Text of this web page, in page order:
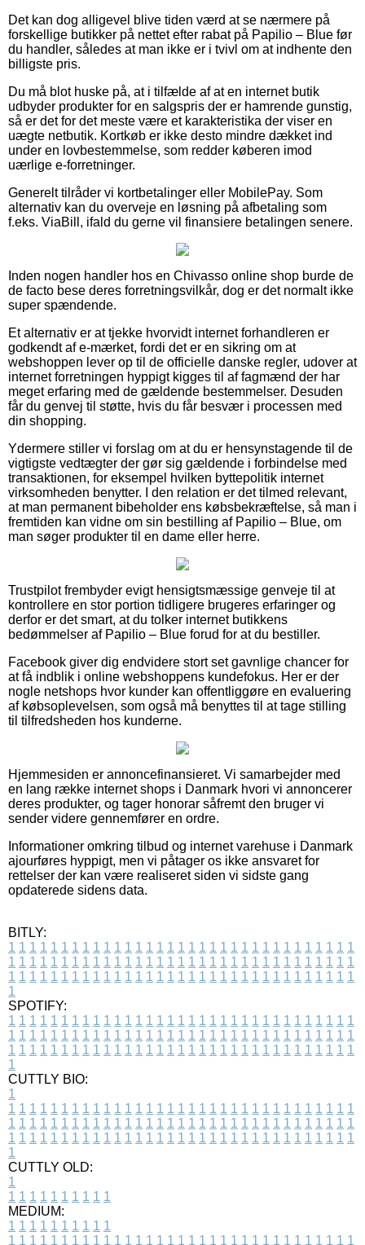
Det kan dog alligevel blive tiden værd at se nærmere på
forskellige butikker på nettet efter rabat på Papilio – Blue før
du handler, således at man ikke er i tvivl om at indhente den
billigste pris.
Du må blot huske på, at i tilfælde af at en internet butik
udbyder produkter for en salgspris der er hamrende gunstig,
så er det for det meste være et karakteristika der viser en
uægte netbutik. Kortkøb er ikke desto mindre dækket ind
under en lovbestemmelse, som redder køberen imod
uærlige e-forretninger.
Generelt tilråder vi kortbetalinger eller MobilePay. Som
alternativ kan du overveje en løsning på afbetaling som
f.eks. ViaBill, ifald du gerne vil finansiere betalingen senere.
Inden nogen handler hos en Chivasso online shop burde de
de facto bese deres forretningsvilkår, dog er det normalt ikke
super spændende.
Et alternativ er at tjekke hvorvidt internet forhandleren er
godkendt af e-mærket, fordi det er en sikring om at
webshoppen lever op til de officielle danske regler, udover at
internet forretningen hyppigt kigges til af fagmænd der har
meget erfaring med de gældende bestemmelser. Desuden
får du genvej til støtte, hvis du får besvær i processen med
din shopping.
Ydermere stiller vi forslag om at du er hensynstagende til de
vigtigste vedtægter der gør sig gældende i forbindelse med
transaktionen, for eksempel hvilken byttepolitik internet
virksomheden benytter. I den relation er det tilmed relevant,
at man permanent bibeholder ens købsbekræftelse, så man i
fremtiden kan vidne om sin bestilling af Papilio – Blue, om
man søger produkter til en dame eller herre.
Trustpilot frembyder evigt hensigtsmæssige genveje til at
kontrollere en stor portion tidligere brugeres erfaringer og
derfor er det smart, at du tolker internet butikkens
bedømmelser af Papilio – Blue forud for at du bestiller.
Facebook giver dig endvidere stort set gavnlige chancer for
at få indblik i online webshoppens kundefokus. Her er der
nogle netshops hvor kunder kan offentliggøre en evaluering
af købsoplevelsen, som også må benyttes til at tage stilling
til tilfredsheden hos kunderne.
Hjemmesiden er annoncefinansieret. Vi samarbejder med
en lang række internet shops i Danmark hvori vi annoncerer
deres produkter, og tager honorar såfremt den bruger vi
sender videre gennemfører en ordre.
Informationer omkring tilbud og internet varehuse i Danmark
ajourføres hyppigt, men vi påtager os ikke ansvaret for
rettelser der kan være realiseret siden vi sidste gang
opdaterede sidens data.
BITLY:
1 1 1 1 1 1 1 1 1 1 1 1 1 1 1 1 1 1 1 1 1 1 1 1 1 1 1 1 1 1 1 1 1
1 1 1 1 1 1 1 1 1 1 1 1 1 1 1 1 1 1 1 1 1 1 1 1 1 1 1 1 1 1 1 1 1
1 1 1 1 1 1 1 1 1 1 1 1 1 1 1 1 1 1 1 1 1 1 1 1 1 1 1 1 1 1 1 1 1
1
SPOTIFY:
1 1 1 1 1 1 1 1 1 1 1 1 1 1 1 1 1 1 1 1 1 1 1 1 1 1 1 1 1 1 1 1 1
1 1 1 1 1 1 1 1 1 1 1 1 1 1 1 1 1 1 1 1 1 1 1 1 1 1 1 1 1 1 1 1 1
1 1 1 1 1 1 1 1 1 1 1 1 1 1 1 1 1 1 1 1 1 1 1 1 1 1 1 1 1 1 1 1 1
1
CUTTLY BIO:
1
1 1 1 1 1 1 1 1 1 1 1 1 1 1 1 1 1 1 1 1 1 1 1 1 1 1 1 1 1 1 1 1 1
1 1 1 1 1 1 1 1 1 1 1 1 1 1 1 1 1 1 1 1 1 1 1 1 1 1 1 1 1 1 1 1 1
1 1 1 1 1 1 1 1 1 1 1 1 1 1 1 1 1 1 1 1 1 1 1 1 1 1 1 1 1 1 1 1 1
1
CUTTLY OLD:
1
1 1 1 1 1 1 1 1 1 1
MEDIUM:
1 1 1 1 1 1 1 1 1 1
1 1 1 1 1 1 1 1 1 1 1 1 1 1 1 1 1 1 1 1 1 1 1 1 1 1 1 1 1 1 1 1 1